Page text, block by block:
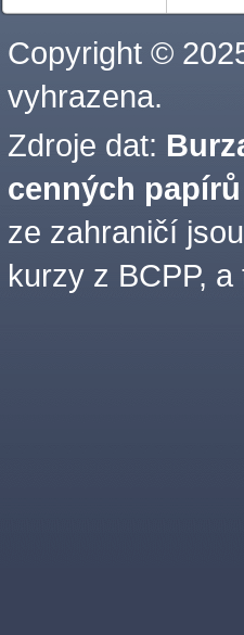
Copyright ©
vyhrazena.
Zdroje dat:
cenných papírů
ze zahraničí
kurzy z BCPP, a